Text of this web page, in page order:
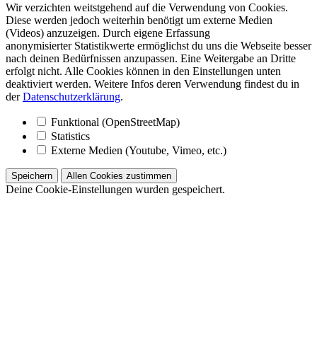
Wir verzichten weitstgehend auf die Verwendung von Cookies.
Diese werden jedoch weiterhin benötigt um externe Medien
(Videos) anzuzeigen. Durch eigene Erfassung
anonymisierter Statistikwerte ermöglichst du uns die Webseite besser
nach deinen Bedürfnissen anzupassen. Eine Weitergabe an Dritte
erfolgt nicht. Alle Cookies können in den Einstellungen unten
deaktiviert werden. Weitere Infos deren Verwendung findest du in
derDatenschutzerklärung.
Funktional (OpenStreetMap)
Statistics
Externe Medien (Youtube, Vimeo, etc.)
Speichern Allen Cookies zustimmen
Deine Cookie-Einstellungen wurden gespeichert.